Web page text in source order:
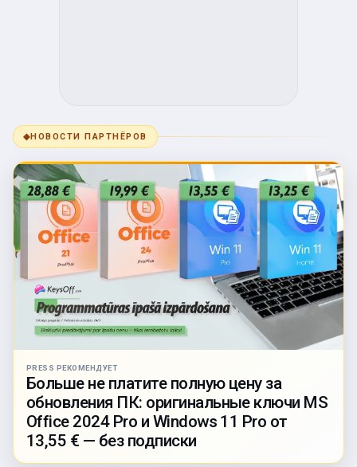
◆НОВОСТИ ПАРТНЁРОВ
PRESS РЕКОМЕНДУЕТ
Больше не платите полную цену за
обновления ПК: оригинальные ключи MS
Office 2024 Pro и Windows 11 Pro от
13,55 € — без подписки